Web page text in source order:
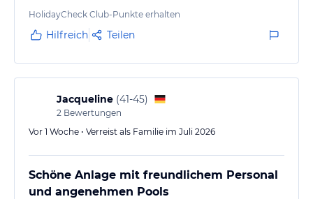
HolidayCheck Club-Punkte erhalten
Hilfreich Teilen
Jacqueline (41-45)
2 Bewertungen
Vor 1 Woche • Verreist als Familie im Juli 2026
Schöne Anlage mit freundlichem Personal
und angenehmen Pools